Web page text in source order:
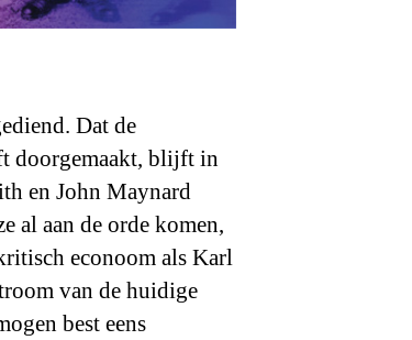
Dat de
doorgemaakt, blijft in
en John Maynard
al aan de orde komen,
econoom als Karl
van de huidige
best eens